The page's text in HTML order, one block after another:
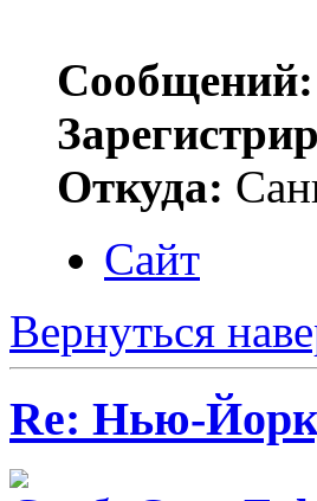
Сообщений:
Откуда:
Сайт
Вернуться
Re: Нью-